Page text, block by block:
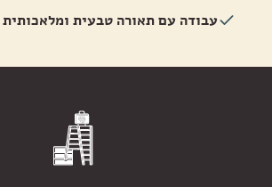
עבודה עם תאורה טבעית ומלאכותית